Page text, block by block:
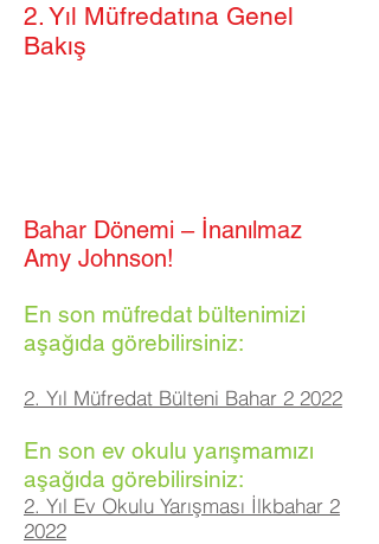
2. Yıl Müfredatına Genel
Bakış
Bahar Dönemi – İnanılmaz
Amy Johnson!
En son müfredat bültenimizi
aşağıda görebilirsiniz:
2. Yıl Müfredat Bülteni Bahar 2 2022
En son ev okulu yarışmamızı
aşağıda görebilirsiniz:
2. Yıl Ev Okulu Yarışması İlkbahar 2
2022